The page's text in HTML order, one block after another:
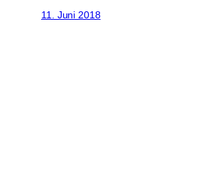
11. Juni 2018